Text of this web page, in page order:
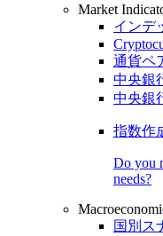
Market
インデ
通貨ペ
中央銀
中央銀
指数作
Do you
needs?
国別ス